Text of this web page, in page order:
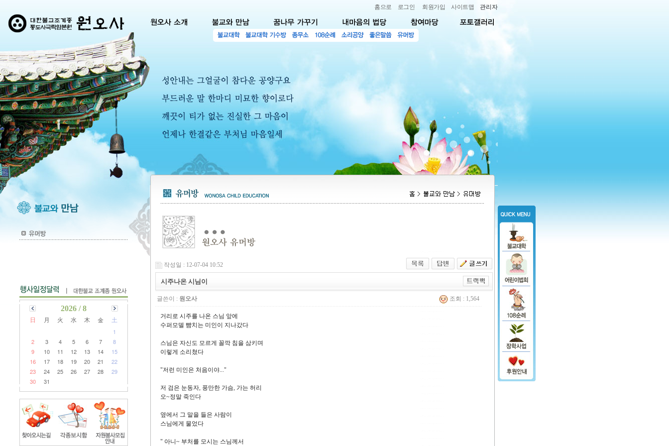
홈으로 로그인 회원가입 사이트맵 관리자
2026 / 8
日 月 火 水 木 金 土
1
2
3 4 5 6 7
8
9
10 11 12 13 14
15
16
17 18 19 20 21
22
23
24 25 26 27 28
29
30
31
작성일 : 12-07-04 10:52
시주나온 시님이
글쓴이 : 원오사 조회 : 1,564
거리로 시주를 나온 스님 앞에
수퍼모델 뺨치는 미인이 지나갔다
스님은 자신도 모르게 꼴깍 침을 삼키며
이렇게 소리쳤다
"저런 미인은 처음이야..."
저 검은 눈동자, 풍만한 가슴, 가는 허리
오~정말 죽인다
옆에서 그 말을 들은 사람이
스님에게 물었다
" 아니~ 부처를 모시는 스님께서